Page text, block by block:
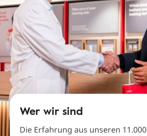
Wer wir sind
Die Erfahrung aus unseren 11.000